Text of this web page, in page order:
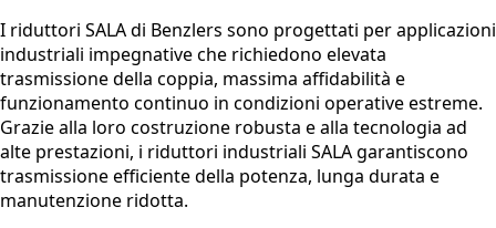
I riduttori SALA di Benzlers sono progettati per applicazioni
industriali impegnative che richiedono elevata
trasmissione della coppia, massima affidabilità e
funzionamento continuo in condizioni operative estreme.
Grazie alla loro costruzione robusta e alla tecnologia ad
alte prestazioni, i riduttori industriali SALA garantiscono
trasmissione efficiente della potenza, lunga durata e
manutenzione ridotta.